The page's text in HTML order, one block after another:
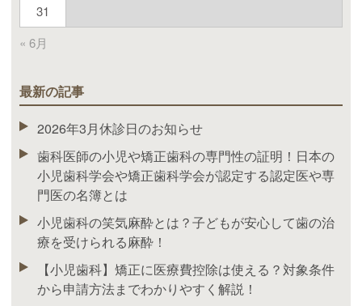
« 6月
31
最新の記事
2026年3月休診日のお知らせ
歯科医師の小児や矯正歯科の専門性の証明！日本の
小児歯科学会や矯正歯科学会が認定する認定医や専
門医の名簿とは
小児歯科の笑気麻酔とは？子どもが安心して歯の治
療を受けられる麻酔！
【小児歯科】矯正に医療費控除は使える？対象条件
から申請方法までわかりやすく解説！